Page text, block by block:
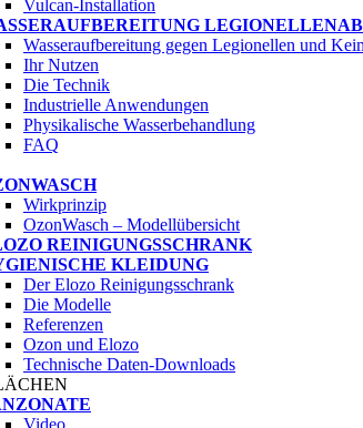
Vulcan-Installation
Wasseraufbereitung gegen Legionellen und
Ihr Nutzen
Die Technik
Industrielle Anwendungen
Physikalische Wasserbehandlung
FAQ
Wirkprinzip
OzonWasch – Modellübersicht
REINIGUNGSSCHRANK
KLEIDUNG
Der Elozo Reinigungsschrank
Die Modelle
Referenzen
Ozon und Elozo
Technische Daten-Downloads
Video